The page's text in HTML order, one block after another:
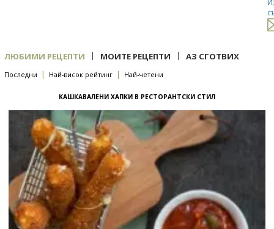
ЛЮБИМИ РЕЦЕПТИ | МОИТЕ РЕЦЕПТИ | АЗ СГОТВИХ
Последни | Най-висок рейтинг | Най-четени
КАШКАВАЛЕНИ ХАПКИ В РЕСТОРАНТСКИ СТИЛ